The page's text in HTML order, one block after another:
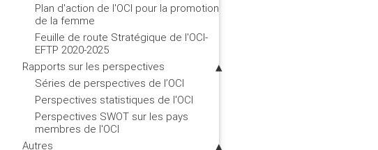
Plan d'action de l'OCI pour la promotion
de la femme
Feuille de route Stratégique de l'OCI-
EFTP 2020-2025
Rapports sur les perspectives
Séries de perspectives de l’OCI
Perspectives statistiques de l'OCI
Perspectives SWOT sur les pays
membres de l'OCI
Autres